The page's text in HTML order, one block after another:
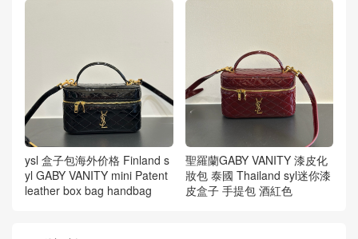
ysl 盒子包海外价格 Finland s
yl GABY VANITY mini Patent
leather box bag handbag
聖羅蘭GABY VANITY 漆皮化
妝包 泰國 Thailand syl迷你漆
皮盒子 手提包 酒紅色